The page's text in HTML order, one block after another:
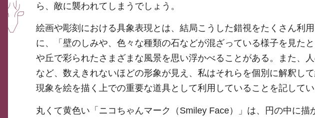
ら、敵に襲われてしまうでしょう。
絵画や彫刻における具象表現とは、結局こうした錯視をたくさん利
に、「壁のしみや、色々な種類の石などが混ざっている様子を見た
や丘で彩られたさまざまな風景を思い浮かべることがある。また、
など、数えきれないほどの形象が見え、私はそれらを個別に解釈し
現象を絵を描く上での重要な道具として利用していることを記してい
丸くて黄色い「ニコちゃんマーク（Smiley Face）」は、円の中に描